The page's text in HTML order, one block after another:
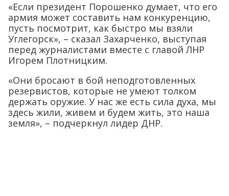
«Если президент Порошенко думает, что его
армия может составить нам конкуренцию,
пусть посмотрит, как быстро мы взяли
Углегорск», – сказал Захарченко, выступая
перед журналистами вместе с главой ЛНР
Игорем Плотницким.
«Они бросают в бой неподготовленных
резервистов, которые не умеют толком
держать оружие. У нас же есть сила духа, мы
здесь жили, живем и будем жить, это наша
земля», – подчеркнул лидер ДНР.